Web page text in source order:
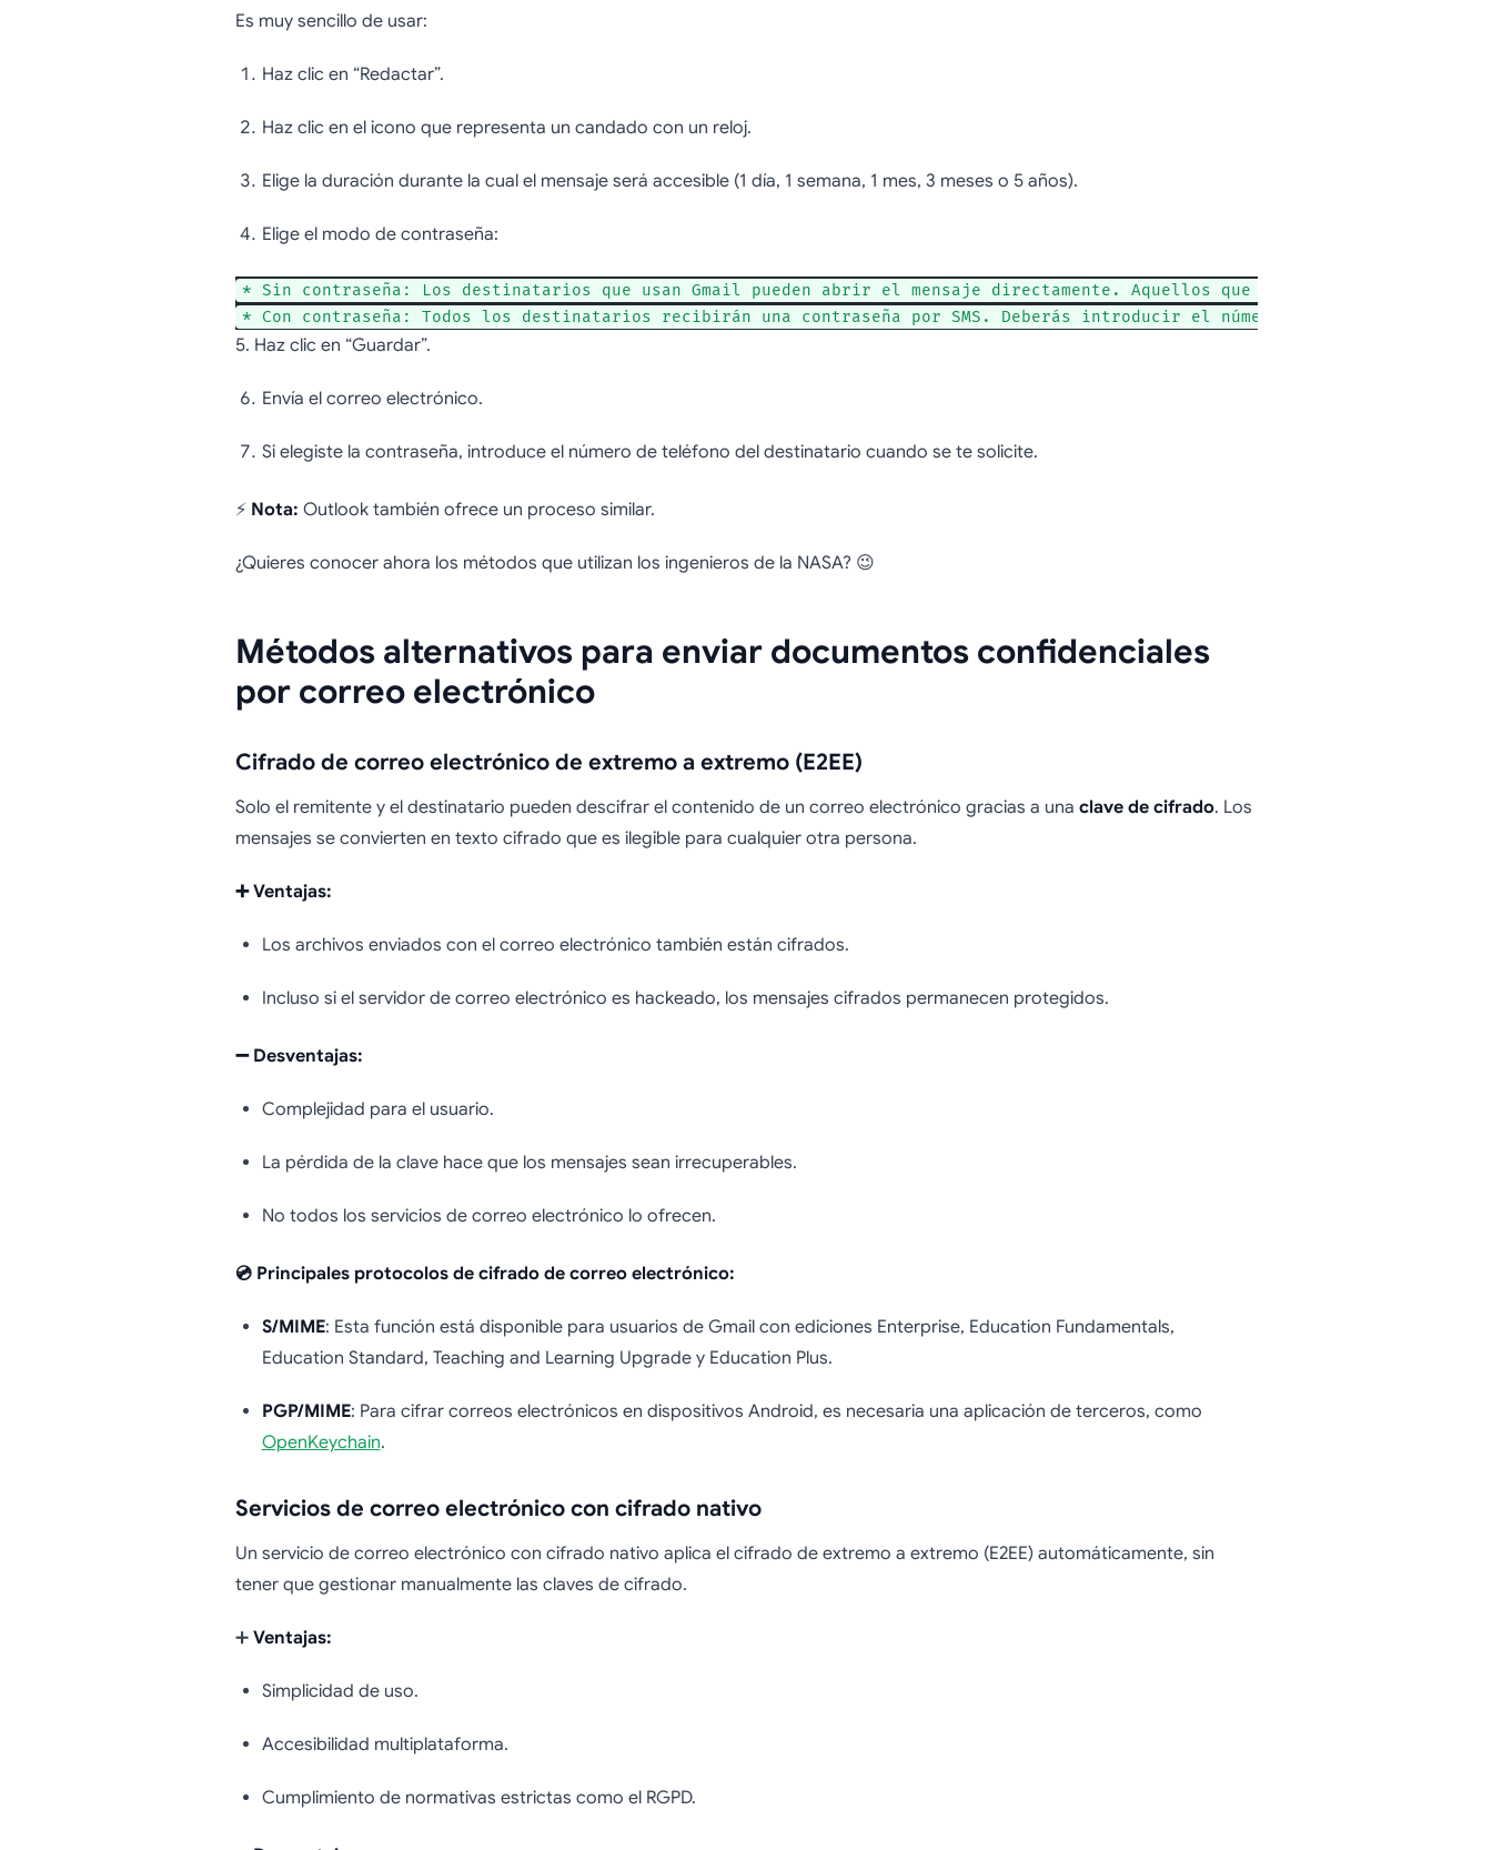
Es muy sencillo de usar:
Haz clic en “Redactar”.
Haz clic en el icono que representa un candado con un reloj.
Elige la duración durante la cual el mensaje será accesible (1 día, 1 semana, 1 mes, 3 meses o 5 años).
Elige el modo de contraseña:
* Sin contraseña: Los destinatarios que usan Gmail pueden abrir el mensaje directamente. Aquellos que no usan Gmail
* Con contraseña: Todos los destinatarios recibirán una contraseña por SMS. Deberás introducir el número de teléfono del
5. Haz clic en “Guardar”.
Envía el correo electrónico.
Si elegiste la contraseña, introduce el número de teléfono del destinatario cuando se te solicite.
⚡ Nota: Outlook también ofrece un proceso similar.
¿Quieres conocer ahora los métodos que utilizan los ingenieros de la NASA? 😉
Métodos alternativos para enviar documentos confidenciales
por correo electrónico
Cifrado de correo electrónico de extremo a extremo (E2EE)
Solo el remitente y el destinatario pueden descifrar el contenido de un correo electrónico gracias a una clave de cifrado. Los
mensajes se convierten en texto cifrado que es ilegible para cualquier otra persona.
➕ Ventajas:
Los archivos enviados con el correo electrónico también están cifrados.
Incluso si el servidor de correo electrónico es hackeado, los mensajes cifrados permanecen protegidos.
➖ Desventajas:
Complejidad para el usuario.
La pérdida de la clave hace que los mensajes sean irrecuperables.
No todos los servicios de correo electrónico lo ofrecen.
💿 Principales protocolos de cifrado de correo electrónico:
S/MIME: Esta función está disponible para usuarios de Gmail con ediciones Enterprise, Education Fundamentals,
Education Standard, Teaching and Learning Upgrade y Education Plus.
PGP/MIME: Para cifrar correos electrónicos en dispositivos Android, es necesaria una aplicación de terceros, como
OpenKeychain.
Servicios de correo electrónico con cifrado nativo
Un servicio de correo electrónico con cifrado nativo aplica el cifrado de extremo a extremo (E2EE) automáticamente, sin
tener que gestionar manualmente las claves de cifrado.
➕ Ventajas:
Simplicidad de uso.
Accesibilidad multiplataforma.
Cumplimiento de normativas estrictas como el RGPD.